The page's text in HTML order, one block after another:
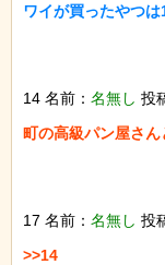
ワイが買ったやつ
14 名前： 名無し 投
町の高級パン屋さん
17 名前： 名無し 投
>>14